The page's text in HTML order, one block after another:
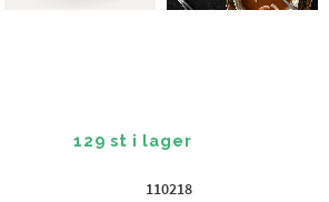
129 st i lager
110218